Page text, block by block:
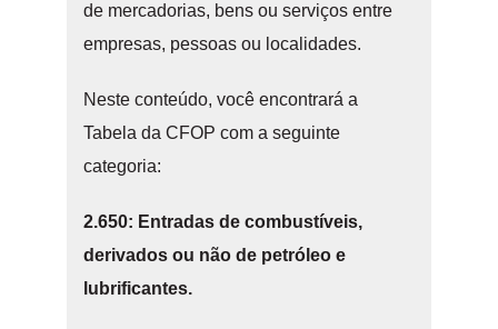
de mercadorias, bens ou serviços entre
empresas, pessoas ou localidades.
Neste conteúdo, você encontrará a
Tabela da CFOP com a seguinte
categoria:
2.650: Entradas de combustíveis,
derivados ou não de petróleo e
lubrificantes.